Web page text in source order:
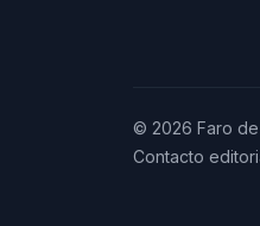
© 2026 Faro
Contacto